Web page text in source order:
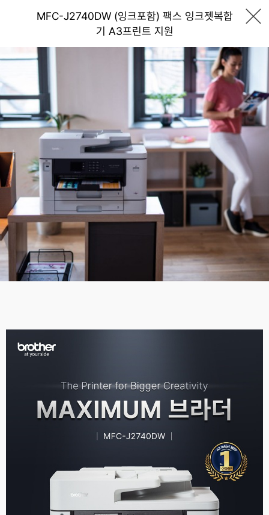
MFC-J2740DW (잉크포함) 팩스 잉크젯복합
기 A3프린트 지원